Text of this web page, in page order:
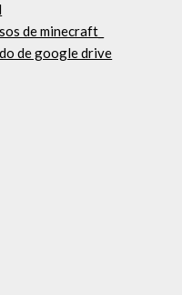
de minecraft_
de google drive